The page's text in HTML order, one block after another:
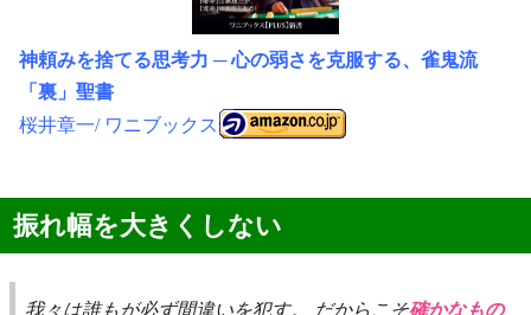
神頼みを捨てる思考力 ─ 心の弱さを克服する、雀鬼流
「裏」聖書
桜井章一
ワニブックス
振れ幅を大きくしない
我々は誰もが必ず間違いを犯す。 だからこそ確かなもの